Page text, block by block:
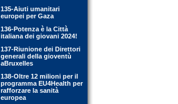
135-Aiuti umanitari
europei per Gaza
136-Potenza è la Città
italiana dei giovani 2024!
137-Riunione dei Direttori
generali della gioventù
aBruxelles
138-Oltre 12 milioni per il
programma EU4Health per
rafforzare la sanità
europea